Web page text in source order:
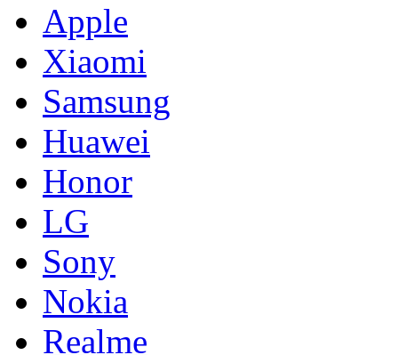
Apple
Xiaomi
Samsung
Huawei
Honor
LG
Sony
Nokia
Realme